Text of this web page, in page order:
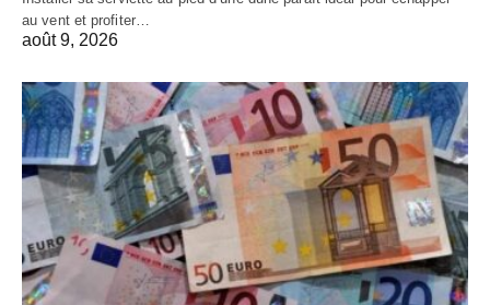
au vent et profiter…
août 9, 2026